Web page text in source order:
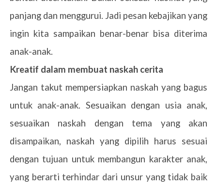
panjang dan menggurui. Jadi pesan kebajikan yang
ingin kita sampaikan benar-benar bisa diterima
anak-anak.
Kreatif dalam membuat naskah cerita
Jangan takut mempersiapkan naskah yang bagus
untuk anak-anak. Sesuaikan dengan usia anak,
sesuaikan naskah dengan tema yang akan
disampaikan, naskah yang dipilih harus sesuai
dengan tujuan untuk membangun karakter anak,
yang berarti terhindar dari unsur yang tidak baik